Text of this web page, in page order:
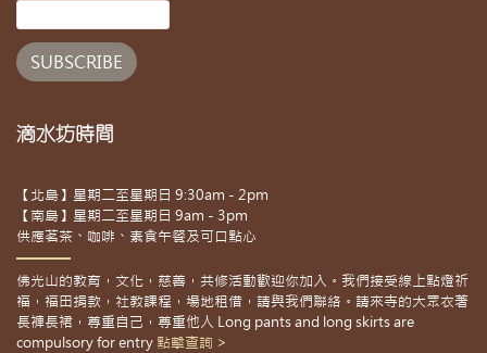
滴水坊時間
【北島】星期二至星期日 9:30am - 2pm
【南島】星期二至星期日 9am - 3pm
供應茗茶、咖啡、素食午餐及可口點心
佛光山的教育，文化，慈善，共修活動歡迎你加入。我們接受線上點燈祈
福，福田捐款，社教課程，場地租借，請與我們聯絡。請來寺的大眾衣著
長褲長裙，尊重自己，尊重他人 Long pants and long skirts are
compulsory for entry 點擊查詢 >